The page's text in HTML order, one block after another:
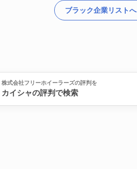
ブラック企業リストへ
株式会社フリーホイーラーズの評判を
カイシャの評判で検索